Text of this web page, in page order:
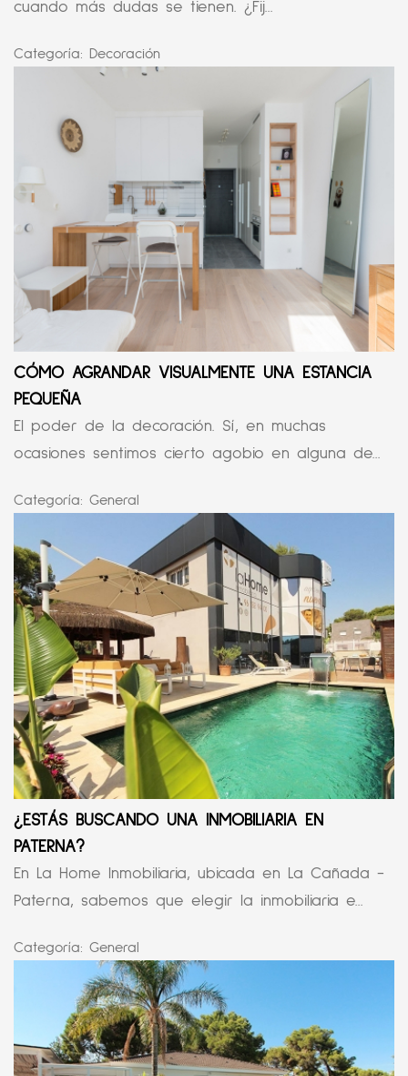
cuando más dudas se tienen. ¿Fij...
Categoría: Decoración
CÓMO AGRANDAR VISUALMENTE UNA ESTANCIA
PEQUEÑA
El poder de la decoración. Sí, en muchas
ocasiones sentimos cierto agobio en alguna de...
Categoría: General
¿ESTÁS BUSCANDO UNA INMOBILIARIA EN
PATERNA?
En La Home Inmobiliaria, ubicada en La Cañada -
Paterna, sabemos que elegir la inmobiliaria e...
Categoría: General